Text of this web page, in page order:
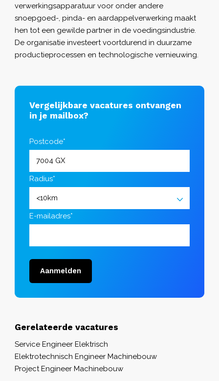
verwerkingsapparatuur voor onder andere
snoepgoed-, pinda- en aardappelverwerking maakt
hen tot een gewilde partner in de voedingsindustrie.
De organisatie investeert voortdurend in duurzame
productieprocessen en technologische vernieuwing.
Vergelijkbare vacatures ontvangen
in je mailbox?
Postcode*
Radius*
E-mailadres*
Aanmelden
Gerelateerde vacatures
Service Engineer Elektrisch
Elektrotechnisch Engineer Machinebouw
Project Engineer Machinebouw